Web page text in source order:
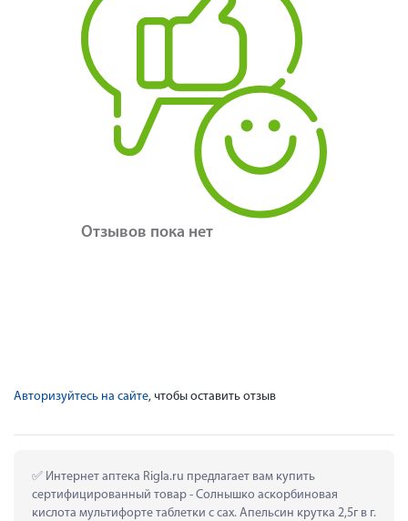
Отзывов пока нет
Авторизуйтесь на сайте, чтобы оставить отзыв
Интернет аптека Rigla.ru предлагает вам купить
сертифицированный товар - Солнышко аскорбиновая
кислота мультифорте таблетки с сах. Апельсин крутка 2,5г в г.